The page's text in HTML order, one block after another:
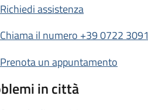
Richiedi assistenza
Chiama il numero +39 0722 3091
Prenota un appuntamento
in città